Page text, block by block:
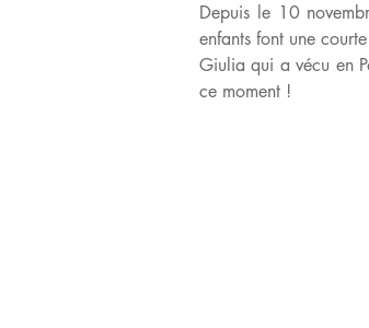
Depuis le 10
enfants font une
Giulia qui a vécu en
ce moment !